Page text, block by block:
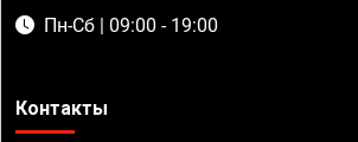
Пн-Сб | 09:00 - 19:00
Контакты